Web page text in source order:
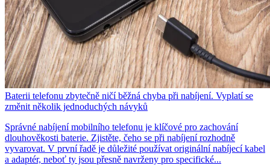
Baterii telefonu zbytečně ničí běžná chyba při nabíjení. Vyplatí se
změnit několik jednoduchých návyků
Správné nabíjení mobilního telefonu je klíčové pro zachování
dlouhověkosti baterie. Zjistěte, čeho se při nabíjení rozhodně
vyvarovat. V první řadě je důležité používat originální nabíjecí kabel
a adaptér, neboť ty jsou přesně navrženy pro specifické...